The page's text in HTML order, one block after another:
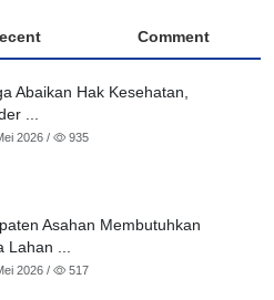
Comment
Abaikan Hak Kesehatan,
...
2026 / 935
Asahan Membutuhkan
Lahan ...
2026 / 517